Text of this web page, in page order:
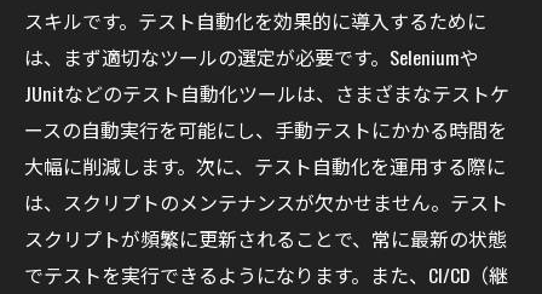
スキルです。テスト自動化を効果的に導入するために
は、まず適切なツールの選定が必要です。Seleniumや
JUnitなどのテスト自動化ツールは、さまざまなテストケ
ースの自動実行を可能にし、手動テストにかかる時間を
大幅に削減します。次に、テスト自動化を運用する際に
は、スクリプトのメンテナンスが欠かせません。テスト
スクリプトが頻繁に更新されることで、常に最新の状態
でテストを実行できるようになります。また、CI/CD（継